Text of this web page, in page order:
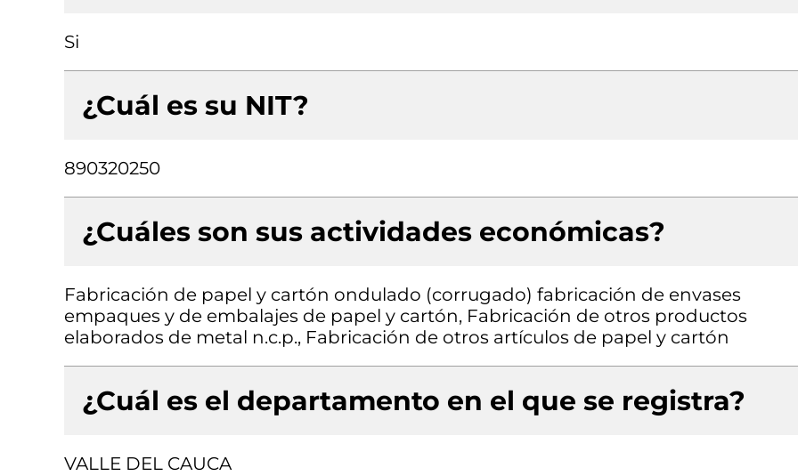
Si
¿Cuál es su NIT?
890320250
¿Cuáles son sus actividades económicas?
Fabricación de papel y cartón ondulado (corrugado) fabricación de envases
empaques y de embalajes de papel y cartón, Fabricación de otros productos
elaborados de metal n.c.p., Fabricación de otros artículos de papel y cartón
¿Cuál es el departamento en el que se registra?
VALLE DEL CAUCA